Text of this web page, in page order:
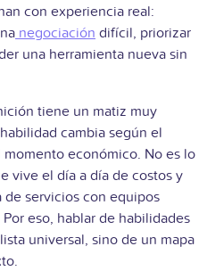
con experiencia real:
negociación difícil, priorizar
una herramienta nueva sin
tiene un matiz muy
cambia según el
momento económico. No es lo
vive el día a día de costos y
servicios con equipos
eso, hablar de habilidades
universal, sino de un mapa